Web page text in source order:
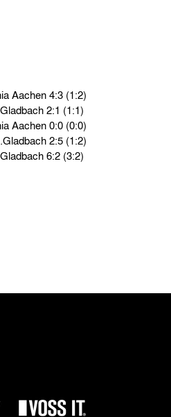
Ligaklasse › So. 11.12.10 › SC / 1894 M.Gladbach - Alemannia Aachen 4:3 (1:2)
Testspiele › So. 05.02.11 › Alemannia Aachen - SC / 1894 M.Gladbach 2:1 (1:1)
Ligaklasse › So. 12.12.09 › SC / 1894 M.Gladbach - Alemannia Aachen 0:0 (0:0)
Ligaklasse › So. 14.11.09 › Alemannia Aachen - SC / 1894 M.Gladbach 2:5 (1:2)
Testspiele › So. 23.05.09 › Alemannia Aachen - SC / 1894 M.Gladbach 6:2 (3:2)